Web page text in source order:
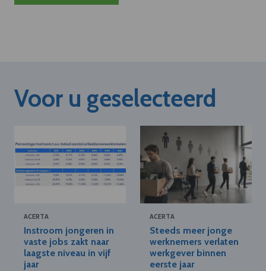
Voor u geselecteerd
ACERTA
Instroom jongeren in
vaste jobs zakt naar
laagste niveau in vijf
jaar
ACERTA
Steeds meer jonge
werknemers verlaten
werkgever binnen
eerste jaar